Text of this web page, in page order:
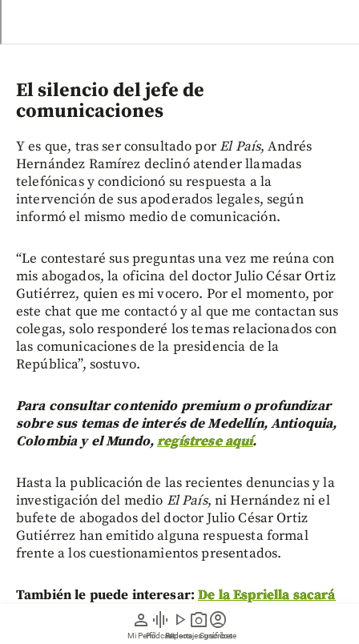
person
Mi Perfil
graphic_eq
Pódcast
play_arrow
Videos
photo_camera
Reportajes gráficos
account_circle
Suscríbete
El silencio del jefe de
comunicaciones
Y es que, tras ser consultado porEl País, Andrés
Hernández Ramírez declinó atender llamadas
telefónicas y condicionó su respuesta a la
intervención de sus apoderados legales, según
informó el mismo medio de comunicación.
“Le contestaré sus preguntas una vez me reúna con
mis abogados, la oficina del doctor Julio César Ortiz
Gutiérrez, quien es mi vocero. Por el momento, por
este chat que me contactó y al que me contactan sus
colegas, solo responderé los temas relacionados con
las comunicaciones de la presidencia de la
República”, sostuvo.
Para consultar contenido premium o profundizar
sobre sus temas de interés de Medellín, Antioquia,
Colombia y el Mundo,regístrese aquí.
Hasta la publicación de las recientes denuncias y la
investigación del medio El País, ni Hernández ni el
bufete de abogados del doctor Julio César Ortiz
Gutiérrez han emitido alguna respuesta formal
frente a los cuestionamientos presentados.
También le puede interesar:De la Espriella sacará
a Colombia de la Ruta de la Seda de China, afirma
Nate Morris, candidato a embajador de EE. UU.